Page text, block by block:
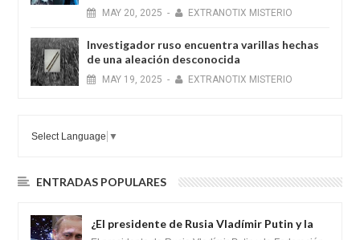
MAY 20, 2025 - EXTRANOTIX MISTERIO
Investigador ruso encuentra varillas hechas
de una aleación desconocida
MAY 19, 2025 - EXTRANOTIX MISTERIO
Select Language ▼
ENTRADAS POPULARES
¿El presidente de Rusia Vladímir Putin y la